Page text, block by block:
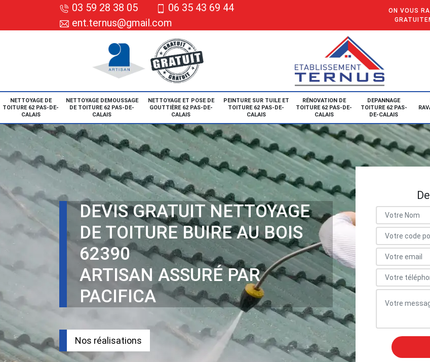
03 59 28 38 05
06 35 43 69 44
ent.ternus@gmail.com
ON VOUS
NETTOYAGE DE
TOITURE 62 PAS-DE-
CALAIS
NETTOYAGE DEMOUSSAGE
DE TOITURE 62 PAS-DE-
CALAIS
NETTOYAGE ET POSE DE
GOUTTIÈRE 62 PAS-DE-
CALAIS
PEINTURE SUR TUILE ET
TOITURE 62 PAS-DE-
CALAIS
RÉNOVATION DE
TOITURE 62 PAS-DE-
CALAIS
DEPANNAGE
TOITURE 62 PAS-
DE-CALAIS
DEVIS GRATUIT NETTOYAGE
DE TOITURE BUIRE AU BOIS
62390
ARTISAN ASSURÉ PAR
PACIFICA
Nos réalisations